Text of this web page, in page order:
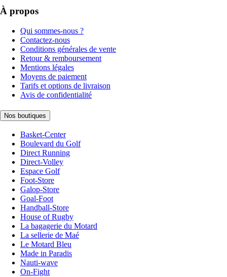
À propos
Qui sommes-nous ?
Contactez-nous
Conditions générales de vente
Retour & remboursement
Mentions légales
Moyens de paiement
Tarifs et options de livraison
Avis de confidentialité
Nos boutiques
Basket-Center
Boulevard du Golf
Direct Running
Direct-Volley
Espace Golf
Foot-Store
Galop-Store
Goal-Foot
Handball-Store
House of Rugby
La bagagerie du Motard
La sellerie de Maé
Le Motard Bleu
Made in Paradis
Nauti-wave
On-Fight